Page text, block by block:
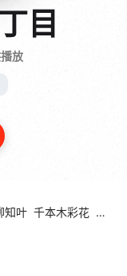
目
放
知叶 千本木彩花 诹访